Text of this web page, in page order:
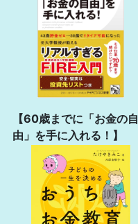
【60歳までに「お金の自
由」を手に入れる！】